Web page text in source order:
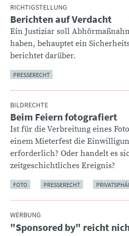
RICHTIGSTELLUNG
:Berichten auf Verdacht
Ein Justiziar soll
haben, behauptet ein
berichtet darüber.
PRESSERECHT
BILDRECHTE
:Beim Feiern fotografiert
Ist für die Verbreitung eines
einem Mieterfest die
erforderlich? Oder handelt es
zeitgeschichtliches Ereignis?
FOTO PRESSERECHT
WERBUNG
:"Sponsored by" reicht